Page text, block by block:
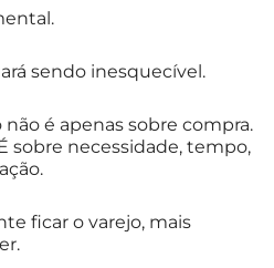
sendo inesquecível.
é apenas sobre compra.
sobre necessidade, tempo,
ficar o varejo, mais